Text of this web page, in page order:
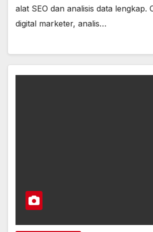
alat SEO dan analisis data lengkap.
digital marketer, analis…